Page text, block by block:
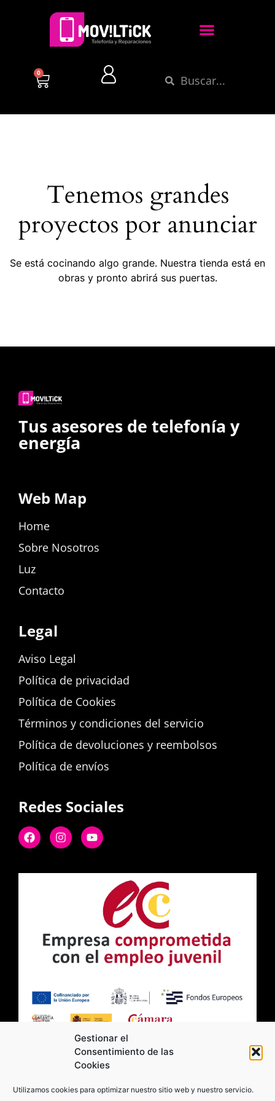
Gestionar el
Consentimiento de las
Cookies
Utilizamos cookies para optimizar nuestro sitio web y nuestro servicio.
0
Tenemos grandes
proyectos por anunciar
Se está cocinando algo grande. Nuestra tienda está en
obras y pronto abrirá sus puertas.
Tus asesores de telefonía y
energía
Web Map
Home
Sobre Nosotros
Luz
Contacto
Legal
Aviso Legal
Política de privacidad
Política de Cookies
Términos y condiciones del servicio
Política de devoluciones y reembolsos
Política de envíos
Redes Sociales
2026 Moviltick technologies. Todos los